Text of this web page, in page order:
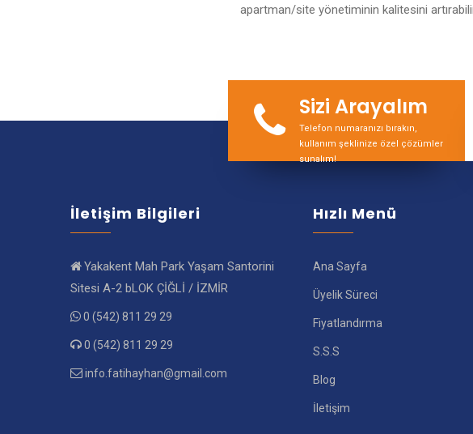
apartman/site yönetiminin kalitesini
Sizi Arayalım
Telefon numaranızı bırakın,
kullanım şeklinize özel çözümler
sunalım!
İletişim Bilgileri
Yakakent Mah Park Yaşam Santorini
Sitesi A-2 bLOK ÇİĞLİ / İZMİR
0 (542) 811 29 29
0 (542) 811 29 29
info.fatihayhan@gmail.com
Hızlı Menü
Ana Sayfa
Üyelik Süreci
Fiyatlandırma
S.S.S
Blog
İletişim